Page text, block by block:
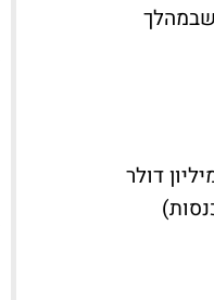
הקודם, כשבמהלך
של נקסט ויז'ן ברבעון עמד על 26.5 מיליון דולר (73% מההכנסות) לעומת 19.2 מיליון דולר
הסתכם ב-22.2 מיליון דולר (61.4% מההכנסות)